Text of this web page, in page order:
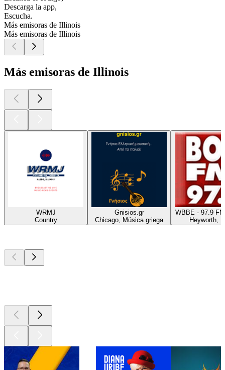
Descarga la app,
Escucha.
Más emisoras de Illinois
Más emisoras de Illinois
Más emisoras de Illinois
WRMJ
Country
Gnisios.gr
Chicago, Música griega
WBBE - 97.9
Heyworth,